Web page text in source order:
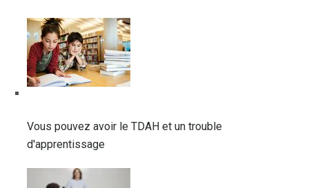
Vous pouvez avoir le TDAH et un trouble
d'apprentissage